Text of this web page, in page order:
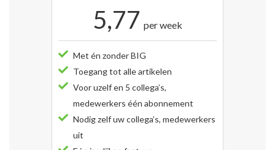
5,77 per week
Met én zonder BIG
Toegang tot alle artikelen
Voor uzelf en 5 collega’s,
medewerkers één abonnement
Nodig zelf uw collega’s, medewerkers
uit